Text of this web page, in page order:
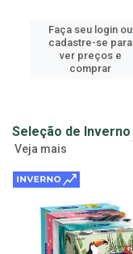
Faça seu login ou
cadastre-se para
ver preços e
comprar
Seleção de Inverno
Veja mais